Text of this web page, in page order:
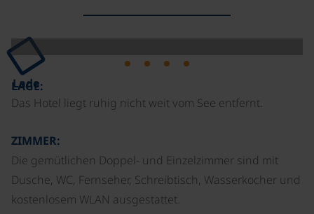
Lade
LAGE:
Das Hotel liegt ruhig nicht weit vom See entfernt.
ZIMMER:
Die gemütlichen Doppel- und Einzelzimmer sind mit
Dusche, WC, Fernseher, Schreibtisch, Wasserkocher und
kostenlosem WLAN ausgestattet.